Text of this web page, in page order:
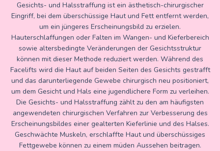
Gesichts- und Halsstraffung ist ein ästhetisch-chirurgischer
Eingriff, bei dem überschüssige Haut und Fett entfernt werden,
um ein jüngeres Erscheinungsbild zu erzielen.
Hauterschlaffungen oder Falten im Wangen- und Kieferbereich
sowie altersbedingte Veränderungen der Gesichtsstruktur
können mit dieser Methode reduziert werden. Während des
Facelifts wird die Haut auf beiden Seiten des Gesichts gestrafft
und das darunterliegende Gewebe chirurgisch neu positioniert,
um dem Gesicht und Hals eine jugendlichere Form zu verleihen.
Die Gesichts- und Halsstraffung zählt zu den am häufigsten
angewendeten chirurgischen Verfahren zur Verbesserung des
Erscheinungsbildes einer gealterten Kieferlinie und des Halses.
Geschwächte Muskeln, erschlaffte Haut und überschüssiges
Fettgewebe können zu einem müden Aussehen beitragen.